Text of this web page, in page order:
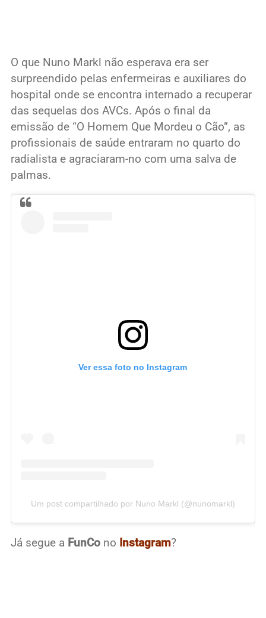
O que Nuno Markl não esperava era ser
surpreendido pelas enfermeiras e auxiliares do
hospital onde se encontra internado a recuperar
das sequelas dos AVCs. Após o final da
emissão de “O Homem Que Mordeu o Cão”, as
profissionais de saúde entraram no quarto do
radialista e agraciaram-no com uma salva de
palmas.
Ver essa foto no Instagram
Um post compartilhado por Nuno Markl (@nunomarkl)
Já segue a FunCono Instagram?